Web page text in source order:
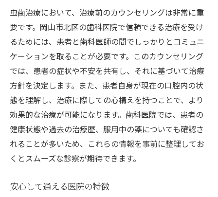
虫歯治療において、治療前のカウンセリングは非常に重
要です。岡山市北区の歯科医院で信頼できる治療を受け
るためには、患者と歯科医師の間でしっかりとコミュニ
ケーションを取ることが必要です。このカウンセリング
では、患者の症状や不安を共有し、それに基づいて治療
方針を決定します。また、患者自身が現在の口腔内の状
態を理解し、治療に際しての心構えを持つことで、より
効果的な治療が可能になります。歯科医院では、患者の
健康状態や過去の治療歴、服用中の薬についても確認さ
れることが多いため、これらの情報を事前に整理してお
くとスムーズな診察が期待できます。
安心して通える医院の特徴